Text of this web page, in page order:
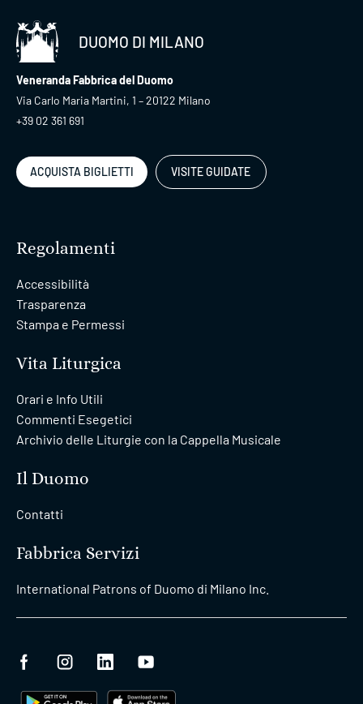
DUOMO DI MILANO
Veneranda Fabbrica del Duomo
Via Carlo Maria Martini, 1 – 20122 Milano
+39 02 361 691
ACQUISTA BIGLIETTI VISITE GUIDATE
Regolamenti
Accessibilità
Trasparenza
Stampa e Permessi
Vita Liturgica
Orari e Info Utili
Commenti Esegetici
Archivio delle Liturgie con la Cappella Musicale
Il Duomo
Contatti
Fabbrica Servizi
International Patrons of Duomo di Milano Inc.